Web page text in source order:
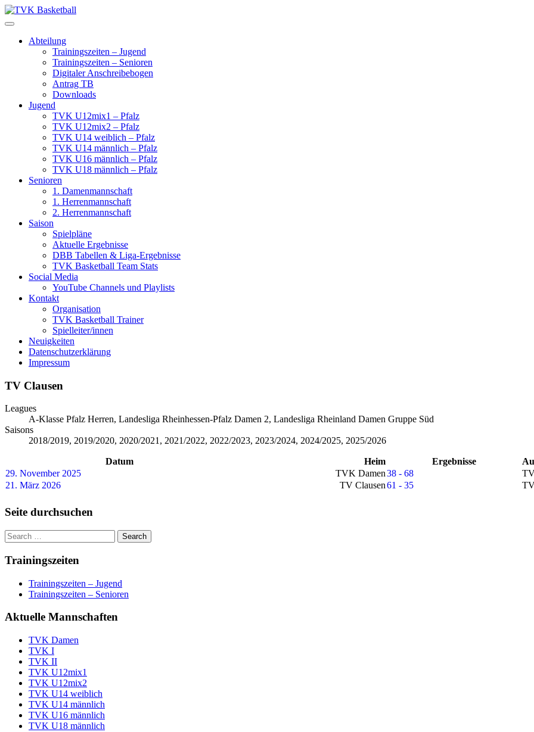
Skip
to
Abteilung
Trainingszeiten – Jugend
Trainingszeiten – Senioren
Digitaler Anschreibebogen
Antrag TB
Downloads
Jugend
TVK U12mix1 – Pfalz
TVK U12mix2 – Pfalz
TVK U14 weiblich – Pfalz
TVK U14 männlich – Pfalz
TVK U16 männlich – Pfalz
TVK U18 männlich – Pfalz
Senioren
1. Damenmannschaft
1. Herrenmannschaft
2. Herrenmannschaft
Saison
Spielpläne
Aktuelle Ergebnisse
DBB Tabellen & Liga-Ergebnisse
TVK Basketball Team Stats
Social Media
YouTube Channels und Playlists
Kontakt
Organisation
TVK Basketball Trainer
Spielleiter/innen
Neuigkeiten
Datenschutzerklärung
Impressum
TV Clausen
Leagues
A-Klasse Pfalz Herren, Landesliga Rheinhessen-Pfalz Damen 2, Landesliga Rheinland Damen Gruppe Süd
Saisons
2018/2019, 2019/2020, 2020/2021, 2021/2022, 2022/2023, 2023/2024, 2024/2025, 2025/2026
Datum Heim Ergebnisse
29. November 2025
TVK Damen38 - 68
21. März 2026
TV Clausen61 - 35
Seite durchsuchen
Trainingszeiten
Trainingszeiten – Jugend
Trainingszeiten – Senioren
Aktuelle Mannschaften
TVK Damen
TVK I
TVK II
TVK U12mix1
TVK U12mix2
TVK U14 weiblich
TVK U14 männlich
TVK U16 männlich
TVK U18 männlich